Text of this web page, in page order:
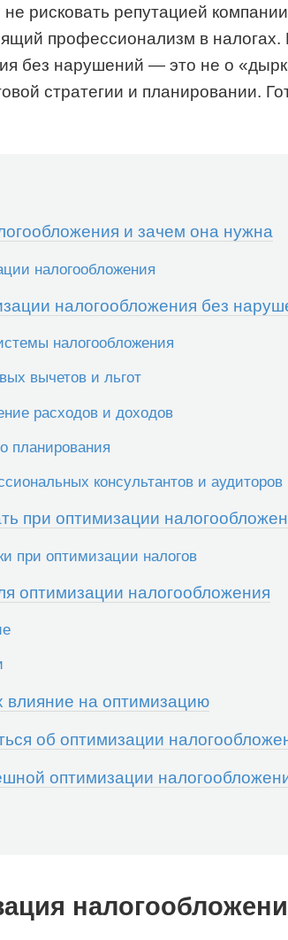
рисковать репутацией
профессионализм в налогах.
без нарушений — это не о
стратегии и планировании.
и зачем она нужна
налогообложения
налогообложения без
налогообложения
вычетов и льгот
расходов и доходов
планирования
консультантов и аудиторов
при оптимизации
при оптимизации налогов
оптимизации налогообложения
влияние на оптимизацию
об оптимизации
оптимизации